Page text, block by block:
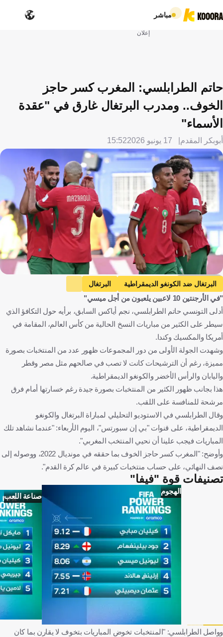
مباشر
إعلان
حاتم الطرابلسي: المغرب كسر حاجز
الخوف.. ومدرب البرتغال غارق في "عقدة
الأسماء"
أبوبكر المقدم 17 يونيو 2026 15:52
Getty Images
البرتغال ضد الكونغو الديمقراطية
البرتغال
الكونغو الديمقراطية
كأس العالم
الأرجنتين ضد الجزائر
الأرجنتين
الجزائر
إسكتلندا ضد المغرب
روبرتو مارتينيز
البرتغال الكونغو - كينشاسا
الولايات المتحدة
الأرجنتين
الجزائر اسكتلندا المغرب تونس
إسبانيا
كرة قدم
"في الأرجنتين 10 لاعبين يلعبون من أجل ميسي"
أدلى التونسي حاتم الطرابلسي، نجم أياكس السابق، برأيه حول التكافؤ الذي
سيطر على الكثير من مباريات النسخ الحالية من كأس العالم، المقامة في
أمريكا والمكسيك وكندا.
وشهدت الجولة الأولى من دور المجموعات ظهور عدد من المنتخبات بصورة
مميزة، رغم أن الترشيحات كانت لا تصب في صالحهم مثل مصر وقطر
واليابان والرأس الأخضر والكونغو الديمقراطية.
هذا بجانب ظهور الكثير من المنتخبات بصورة جيدة رغم خسارتها أمام فرق
مرشحة للمنافسة على اللقب.
وقال الطرابلسي في الاستوديو التحليلي لمباراة البرتغال والكونغو
الديمقراطية، على قنوات "بي إن سبورتس"، اليوم الأربعاء: "عندما نشاهد تلك
المباريات فيجب علينا أن نحيي المنتخب المغربي".
وأوضح: "المغرب كسر حاجز الخوف بما حققه في مونديال 2022، ووصوله إلى
نصف النهائي، على حساب منتخبات كبيرة في عالم كرة القدم".
تصنيفات قوة "فيفا"
الهجوم
صناعة اللعب
وواصل الطرابلسي: "المنتخبات تخوض المباريات بتخوف لا يقارن بما كان